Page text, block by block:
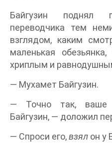
Байгузин поднял
переводчика тем
взглядом, каким
маленькая
хриплым и
— Мухамет Байгузин.
— Точно так, ваше
Байгузин, — доложил
— Спроси его,взял он у